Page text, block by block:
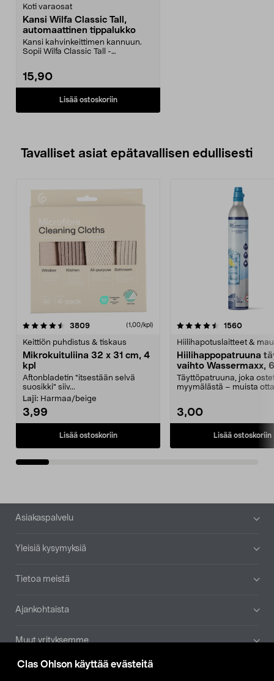
Clas Ohlson käyttää evästeitä
Koti varaosat
Kansi Wilfa Classic Tall,
automaattinen tippalukko
Kansi kahvinkeittimen kannuun.
Sopii Wilfa Classic Tall -
15,90
Lisää ostoskoriin
Tavalliset asiat epätavallisen edullisesti
3809arvostelut (1,00/kpl)
Keittiön puhdistus & tiskaus
Mikrokuituliina 32 x 31 cm, 4
kpl
Aftonbladetin "itsestään selvä
suosikki" siiv...
Laji: Harmaa/beige
3,99
Lisää ostoskoriin
4.5viidestä
1560
Hiilihapotuslaitteet &
Hiilihappopatruuna
vaihto Wassermaxx,
Täyttöpatruuna, joka
myymälästä – muista
3,00
Lisää ostoskoriin
4.5viidestä
Alatunniste
Asiakaspalvelu
Yleisiä kysymyksiä
Tietoa meistä
Ajankohtaista
Muut yrityksemme
Etsi myymälä